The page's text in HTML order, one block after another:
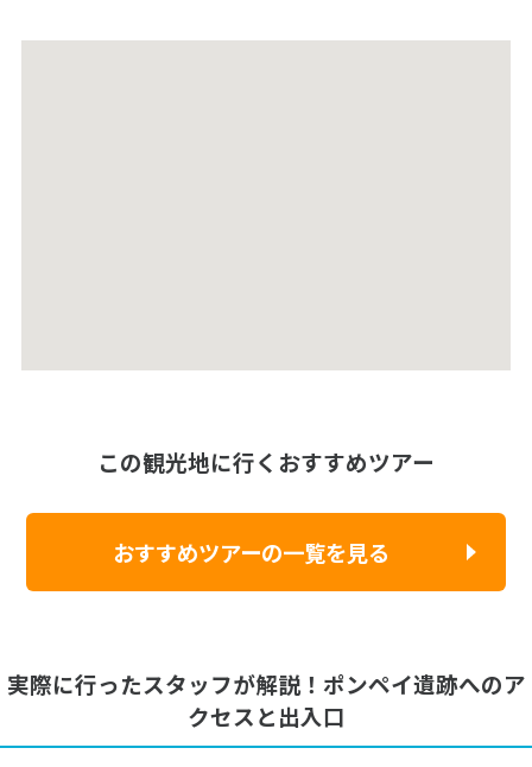
この観光地に行くおすすめツアー
おすすめツアーの一覧を見る
実際に行ったスタッフが解説！ポンペイ遺跡へのア
クセスと出入口